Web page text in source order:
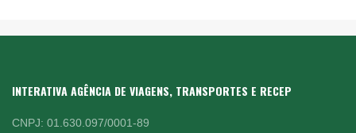
INTERATIVA AGÊNCIA DE VIAGENS, TRANSPORTES E RECEP
CNPJ: 01.630.097/0001-89